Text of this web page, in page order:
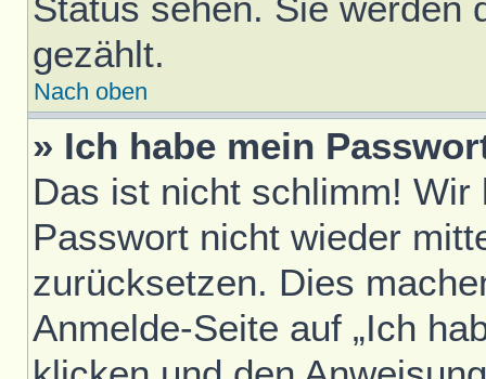
gezählt.
Nach oben
» Ich habe mein
Das ist nicht schlimm!
Passwort nicht wieder
zurücksetzen. Dies
Anmelde-Seite auf „Ich